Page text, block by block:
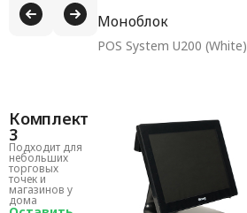
Моноблок
POS System U200 (White)
Комплект
3
Подходит для
небольших
торговых
точек и
магазинов у
дома